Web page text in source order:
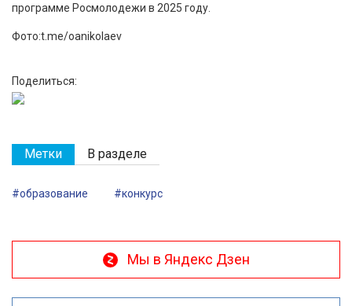
программе Росмолодежи в 2025 году.
Фото:t.me/oanikolaev
Поделиться:
Метки В разделе
#образование #конкурс
Мы в Яндекс Дзен